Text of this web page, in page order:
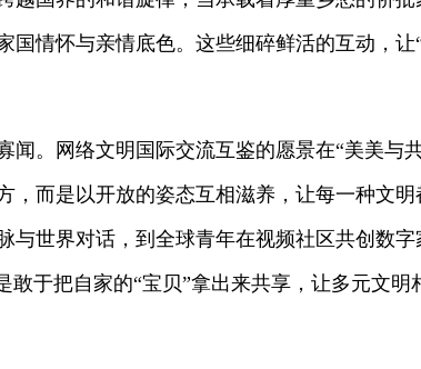
国情怀与亲情底色。这些细碎鲜活的互动，
闻。网络文明国际交流互鉴的愿景在“美美与
，而是以开放的姿态互相滋养，让每一种文
与世界对话，到全球青年在视频社区共创数
敢于把自家的“宝贝”拿出来共享，让多元文明